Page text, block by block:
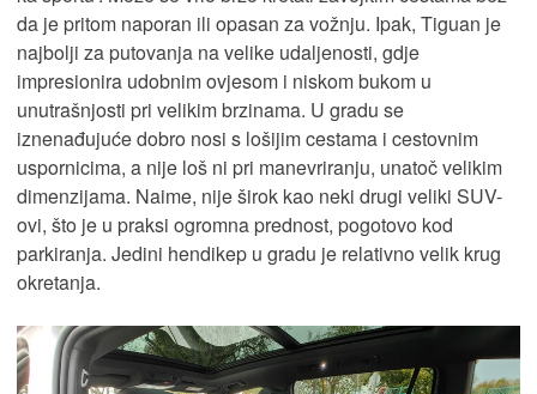
da je pritom naporan ili opasan za vožnju. Ipak, Tiguan je
najbolji za putovanja na velike udaljenosti, gdje
impresionira udobnim ovjesom i niskom bukom u
unutrašnjosti pri velikim brzinama. U gradu se
iznenađujuće dobro nosi s lošijim cestama i cestovnim
uspornicima, a nije loš ni pri manevriranju, unatoč velikim
dimenzijama. Naime, nije širok kao neki drugi veliki SUV-
ovi, što je u praksi ogromna prednost, pogotovo kod
parkiranja. Jedini hendikep u gradu je relativno velik krug
okretanja.